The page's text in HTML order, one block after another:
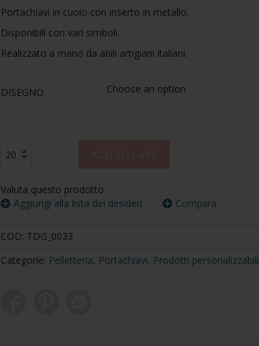
Portachiavi in cuoio con inserto in metallo.
Disponibili con vari simboli.
Realizzato a mano da abili artigiani italiani.
DISEGNO Choose an option
in
con
pin
quantity
Valuta questo prodotto
Aggiungi alla lista dei desideri
Compara
COD: TDG_0033
Categorie: Pelletteria, Portachiavi, Prodotti personalizzabili